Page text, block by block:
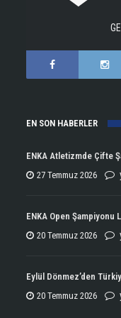
EN SON HABERLER
ENKA Atletizmde Çifte
27 Temmuz 2026
ENKA Open Şampiyonu
20 Temmuz 2026
Eylül Dönmez’den
20 Temmuz 2026